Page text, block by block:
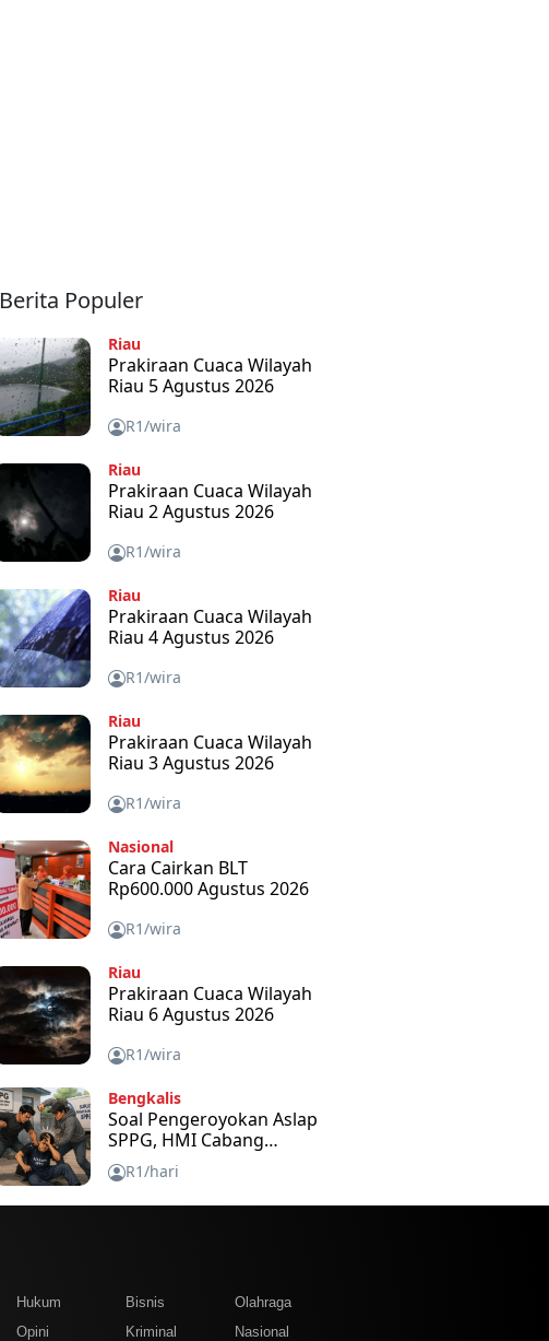
Berita Populer
Riau
Prakiraan Cuaca Wilayah
Riau 5 Agustus 2026
R1/wira
Riau
Prakiraan Cuaca Wilayah
Riau 2 Agustus 2026
R1/wira
Riau
Prakiraan Cuaca Wilayah
Riau 4 Agustus 2026
R1/wira
Riau
Prakiraan Cuaca Wilayah
Riau 3 Agustus 2026
R1/wira
Nasional
Cara Cairkan BLT
Rp600.000 Agustus 2026
R1/wira
Riau
Prakiraan Cuaca Wilayah
Riau 6 Agustus 2026
R1/wira
Bengkalis
Soal Pengeroyokan Aslap
SPPG, HMI Cabang
Bengkalis Kecam dan
Minta APH Usut Tuntas
R1/hari
Hukum Bisnis
Olahraga
Opini Kriminal Nasional